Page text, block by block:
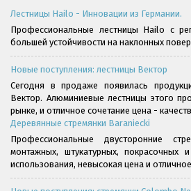
Лестницы Hailo - Инновации из Германии.
Профессиональные лестницы Hailo с
большей устойчивости на наклонных
Новые поступления: лестницы Вектор
Сегодня в продаже появилась
Вектор. Алюминиевые лестницы этого
рынке, и отличное сочетание цена -
Деревянные стремянки Baraniecki
Профессиональные двусторонние
монтажных, штукатурных, покрасочных
использования, невысокая цена и